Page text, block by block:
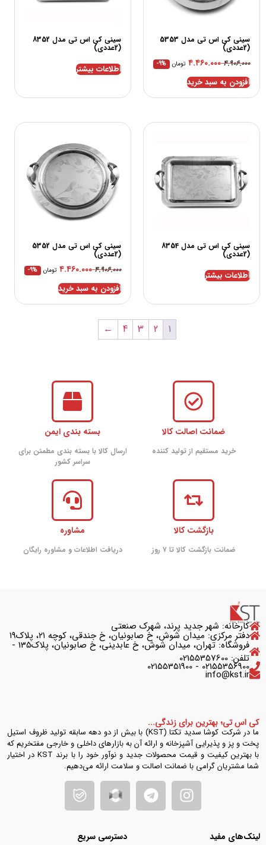
سینی کی اس تی مدل 5353
(2عددی)
۴.۹۰۶.۰۰۰ ۴.۴۶۰.۰۰۰ تومان -9%
افزودن به سبد خرید
سینی کی اس تی مدل 8352
(2عددی)
اطلاعات بیشتر
سینی کی اس تی مدل 8354
(2عددی)
اطلاعات بیشتر
سینی کی اس تی مدل 5352
(2عددی)
۴.۹۰۶.۰۰۰ ۴.۴۶۰.۰۰۰ تومان -9%
افزودن به سبد خرید
1
2
3
4
←
ضمانت اصالت کالا
خرید مستقیم از تولید کننده
بسته بندی ایمن
ارسال کالا با بسته بندی مطمئن برای
سراسر کشور
بازگشت کالا
ضمانت بازگشت کالا تا ۷ روز
مشاوره
دریافت اطلاعات و مشاوره رایگان
کارخانه: شهر جدید پرند، شهرک صنعتی
دفتر مرکزی: میدان شوش، خ صابونیان، خ جندقی، کوچه ۲۱، پلاک۱۹
فروشگاه: تهران، میدان شوش، خ عابدینی، خ صابونیان، پلاک135 -
تلفن: 02155357600
02155356900 - 02155351900
info@kst.ir
کی اس تی؛ بهترین برای زندگی...
ما در شرکت کوشا سدید تکتا (KST) با بیش از دو دهه سابقه تولید ظروف استیل
پخت و پز و پذیرایی آشپزخانه و ارائه آن به بازارهای داخلی و خارجی مفتخریم که
با بهترین کیفیت و قیمت محصولات جدید و نوآور خود را با برند KST در اختیار
شما مشتریان گرامی با ضمانت اصالت و سلامت ارائه می‌دهیم.
لینک‌های مفید
دسترسی سریع